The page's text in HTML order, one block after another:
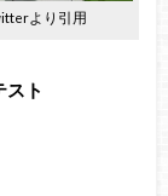
より引用
ト